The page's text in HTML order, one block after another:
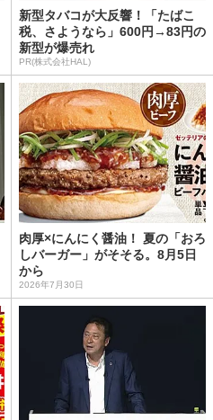
新型タバコが大反響！「たばこ
税、さようなら」600円→83円の
新型が爆売れ
PR(株式会社HAL)
肉厚×にんにく醤油！ 夏の「おろ
しバーガー」がそそる。8月5日
から
2026年7月30日